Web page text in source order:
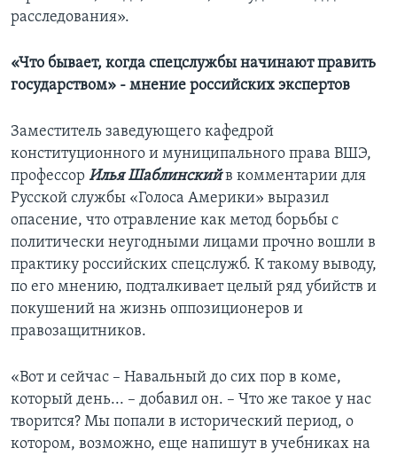
расследования».
«Что бывает, когда спецслужбы начинают править
государством» - мнение российских экспертов
Заместитель заведующего кафедрой
конституционного и муниципального права ВШЭ,
профессор Илья Шаблинскийв комментарии для
Русской службы «Голоса Америки» выразил
опасение, что отравление как метод борьбы с
политически неугодными лицами прочно вошли в
практику российских спецслужб. К такому выводу,
по его мнению, подталкивает целый ряд убийств и
покушений на жизнь оппозиционеров и
правозащитников.
«Вот и сейчас – Навальный до сих пор в коме,
который день... – добавил он. – Что же такое у нас
творится? Мы попали в исторический период, о
котором, возможно, еще напишут в учебниках на